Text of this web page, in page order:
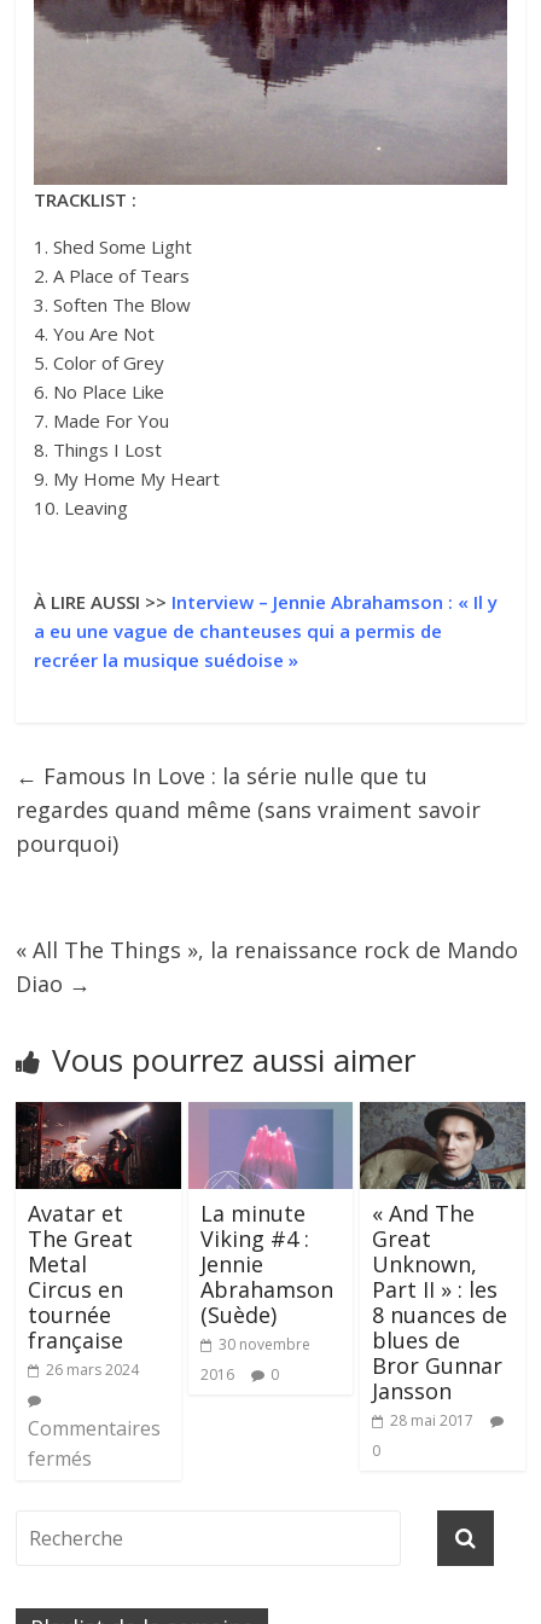
TRACKLIST :
1. Shed Some Light
2. A Place of Tears
3. Soften The Blow
4. You Are Not
5. Color of Grey
6. No Place Like
7. Made For You
8. Things I Lost
9. My Home My Heart
10. Leaving
À LIRE AUSSI >> Interview – Jennie Abrahamson : « Il y
a eu une vague de chanteuses qui a permis de
recréer la musique suédoise »
← Famous In Love : la série nulle que tu
regardes quand même (sans vraiment savoir
pourquoi)
« All The Things », la renaissance rock de Mando
Diao →
Vous pourrez aussi aimer
Avatar et
The Great
Metal
Circus en
tournée
française
26 mars 2024
Commentaires
fermés
La minute
Viking #4 :
Jennie
Abrahamson
(Suède)
30 novembre
2016
0
« And The
Great
Unknown,
Part II » : les
8 nuances de
blues de
Bror Gunnar
Jansson
28 mai 2017
0